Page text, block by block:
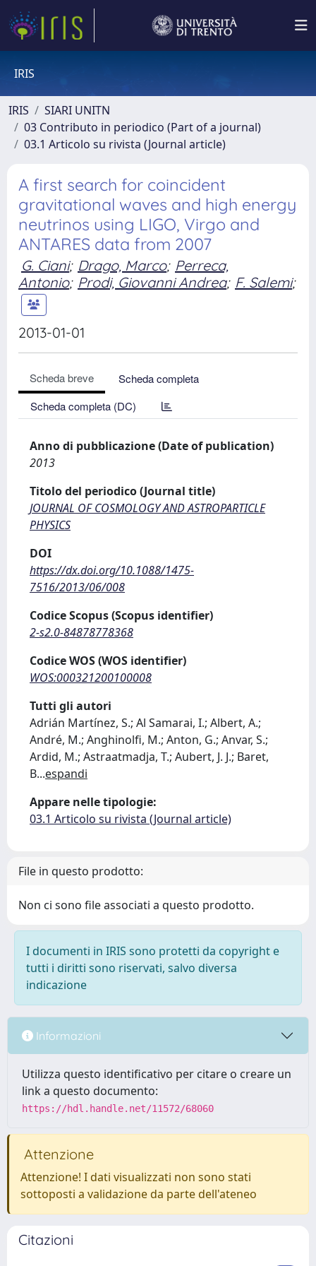
IRIS
IRIS
SIARI UNITN
03 Contributo in periodico (Part of a journal)
03.1 Articolo su rivista (Journal article)
A first search for coincident
gravitational waves and high energy
neutrinos using LIGO, Virgo and
ANTARES data from 2007
G. Ciani; Drago, Marco; Perreca,
Antonio; Prodi, Giovanni Andrea; F. Salemi;
2013-01-01
Scheda breve
Scheda completa
Scheda completa (DC)
Anno di pubblicazione (Date of publication)
2013
Titolo del periodico (Journal title)
JOURNAL OF COSMOLOGY AND ASTROPARTICLE
PHYSICS
DOI
https://dx.doi.org/10.1088/1475-
7516/2013/06/008
Codice Scopus (Scopus identifier)
2-s2.0-84878778368
Codice WOS (WOS identifier)
WOS:000321200100008
Tutti gli autori
Adrián Martínez, S.; Al Samarai, I.; Albert, A.;
André, M.; Anghinolfi, M.; Anton, G.; Anvar, S.;
Ardid, M.; Astraatmadja, T.; Aubert, J. J.; Baret,
B...espandi
Appare nelle tipologie:
03.1 Articolo su rivista (Journal article)
File in questo prodotto:
Non ci sono file associati a questo prodotto.
I documenti in IRIS sono protetti da copyright e
tutti i diritti sono riservati, salvo diversa
indicazione
Informazioni
Utilizza questo identificativo per citare o creare un
link a questo documento:
https://hdl.handle.net/11572/68060
Attenzione
Attenzione! I dati visualizzati non sono stati
sottoposti a validazione da parte dell'ateneo
Citazioni